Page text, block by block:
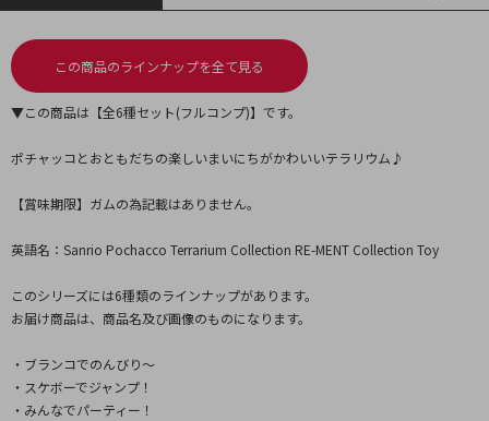
この商品のラインナップを全て見る
▼この商品は【全6種セット(フルコンプ)】です。
ポチャッコとおともだちの楽しいまいにちがかわいいテラリウム♪
【賞味期限】ガムの為記載はありません。
英語名：Sanrio Pochacco Terrarium Collection RE-MENT Collection Toy
このシリーズには6種類のラインナップがあります。
お届け商品は、商品名及び画像のものになります。
・ブランコでのんびり～
・スケボーでジャンプ！
・みんなでパーティー！